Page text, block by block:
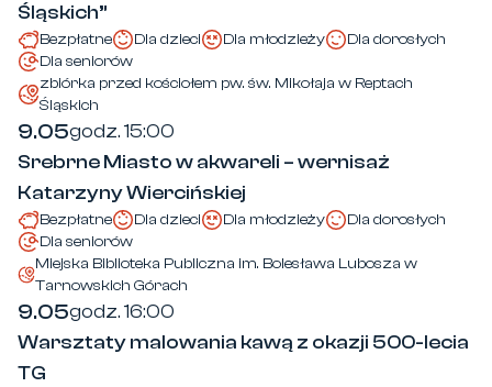
Śląskich”
Bezpłatne Dla dzieci Dla młodzieży
Dla dorosłych
Dla seniorów
zbiórka przed kościołem pw. św. Mikołaja w Reptach
Śląskich
9.05godz. 15:00
Srebrne Miasto w akwareli – wernisaż
Katarzyny Wiercińskiej
Bezpłatne Dla dzieci Dla młodzieży
Dla dorosłych
Dla seniorów
Miejska Biblioteka Publiczna im. Bolesława Lubosza w
Tarnowskich Górach
9.05godz. 16:00
Warsztaty malowania kawą z okazji 500-lecia
TG